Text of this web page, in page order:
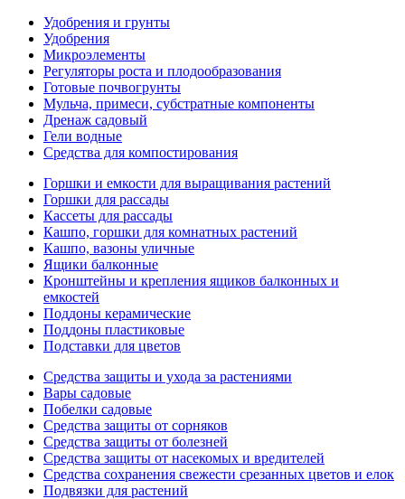
Удобрения и грунты
Удобрения
Микроэлементы
Регуляторы роста и плодообразования
Готовые почвогрунты
Мульча, примеси, субстратные компоненты
Дренаж садовый
Гели водные
Средства для компостирования
Горшки и емкости для выращивания растений
Горшки для рассады
Кассеты для рассады
Кашпо, горшки для комнатных растений
Кашпо, вазоны уличные
Ящики балконные
Кронштейны и крепления ящиков балконных и
емкостей
Поддоны керамические
Поддоны пластиковые
Подставки для цветов
Средства защиты и ухода за растениями
Вары садовые
Побелки садовые
Средства защиты от сорняков
Средства защиты от болезней
Средства защиты от насекомых и вредителей
Средства сохранения свежести срезанных цветов и елок
Подвязки для растений